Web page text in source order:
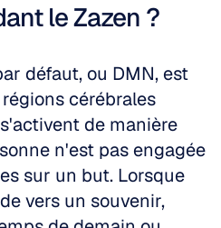
le Zazen ?
défaut, ou DMN, est
cérébrales
de manière
n'est pas engagée
sur un but. Lorsque
vers un souvenir,